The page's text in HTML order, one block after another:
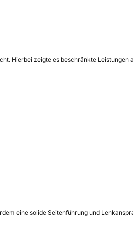
Hierbei zeigte es beschränkte Leistungen
eine solide Seitenführung und